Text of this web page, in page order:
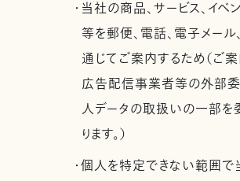
・当社の商品、サービス、イベ
等を郵便、電話、電子メー
通じてご案内するため（ご
広告配信事業者等の外部
人データの取扱いの一部を
ります。）
・個人を特定できない範囲で